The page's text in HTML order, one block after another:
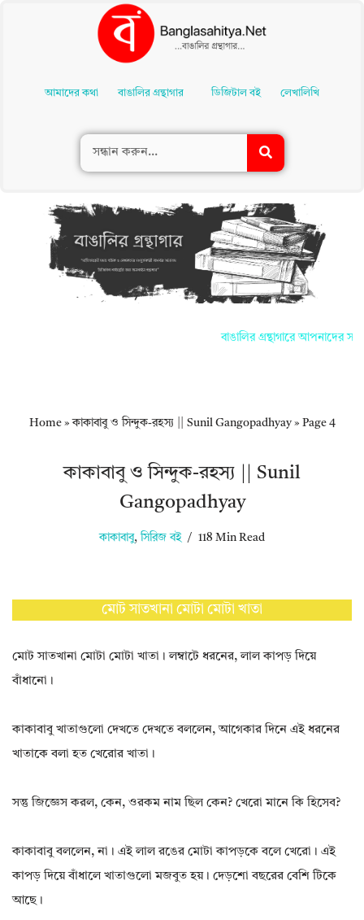
Contentআমাদের কথা বাঙালির গ্রন্থাগার ডিজিটাল বই লেখালিখি
বাঙালির গ্রন্থাগারে আপনাদের সকলকে
Home»কাকাবাবু ও সিন্দুক-রহস্য || Sunil Gangopadhyay» Page 4
কাকাবাবু ও সিন্দুক-রহস্য || Sunil
Gangopadhyay
কাকাবাবু, সিরিজ বই 118 Min Read
মোট সাতখানা মোটা মোটা খাতা
মোট সাতখানা মোটা মোটা খাতা। লম্বাটে ধরনের, লাল কাপড় দিয়ে
বাঁধানো।
কাকাবাবু খাতাগুলো দেখতে দেখতে বললেন, আগেকার দিনে এই ধরনের
খাতাকে বলা হত খেরোর খাতা।
সন্তু জিজ্ঞেস করল, কেন, ওরকম নাম ছিল কেন? খেরো মানে কি হিসেব?
কাকাবাবু বললেন, না। এই লাল রঙের মোটা কাপড়কে বলে খেরো। এই
কাপড় দিয়ে বাঁধালে খাতাগুলো মজবুত হয়। দেড়শো বছরের বেশি টিকে
আছে।